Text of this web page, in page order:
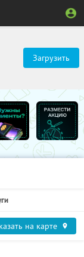
Загрузить
на карте